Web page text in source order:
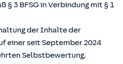
§ 3 BFSG in Verbindung mit § 1
der Inhalte der
einer seit September 2024
Selbstbewertung.